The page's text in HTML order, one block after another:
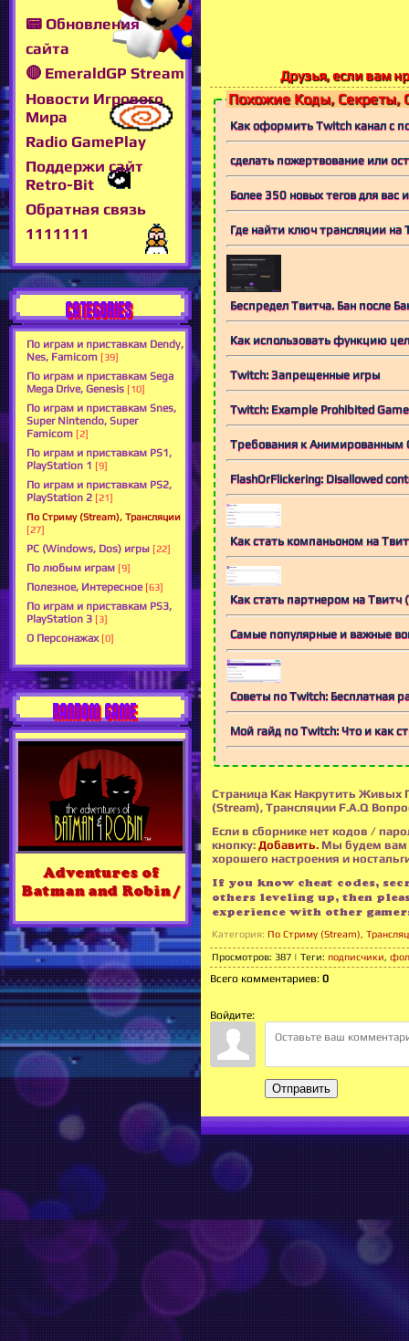
📟 Обновления
сайта
🔴 EmeraldGP Stream
Новости Игрового
Мира
Radio GamePlay
Поддержи сайт
Retro-Bit
Обратная связь
1111111
CATEGORIES
По играм и приставкам Dendy,
Nes, Famicom [39]
По играм и приставкам Sega
Mega Drive, Genesis [10]
По играм и приставкам Snes,
Super Nintendo, Super
Famicom [2]
По играм и приставкам PS1,
PlayStation 1 [9]
По играм и приставкам PS2,
PlayStation 2 [21]
По Стриму (Stream), Трансляции
[27]
PC (Windows, Dos) игры [22]
По любым играм [9]
Полезное, Интересное [63]
По играм и приставкам PS3,
PlayStation 3 [3]
О Персонажах [0]
RANDOM GAME
Adventures of
Batman and Robin /
Друзья, если вам
Похожие Коды, Секреты,
Как оформить Twitch канал с
сделать пожертвование или
Более 350 новых тегов для вас
Где найти ключ трансляции на
Беспредел Твитча. Бан после
Как использовать функцию
Twitch: Запрещенные игры
Twitch: Example Prohibited
Требования к Анимированным
FlashOrFlickering: Disallowed
Как стать компаньоном на
Как стать партнером на Твитч
Самые популярные и важные
Советы по Twitch: Бесплатная
Мой гайд по Twitch: Что и как
Страница Как Накрутить Живых
(Stream), Трансляции F.A.Q
Если в сборнике нет кодов /
кнопку: Добавить. Мы будем вам
хорошего настроения и
If you know cheat codes,
others leveling up, then
experience with other
Категория: По Стриму (Stream),
Просмотров: 387 | Теги: подписчики,
Всего комментариев: 0
Войдите:
Отправить